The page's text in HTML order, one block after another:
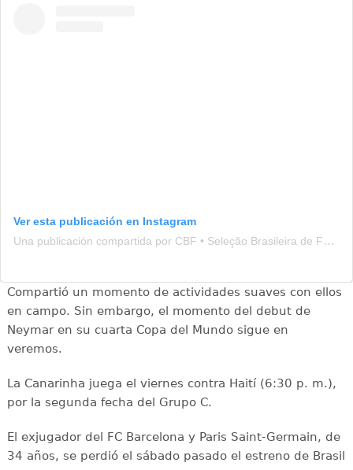
Ver esta publicación en Instagram
Una publicación compartida por CBF • Seleção Brasileira de Futebol (@brasil)
Compartió un momento de actividades suaves con ellos
en campo. Sin embargo, el momento del debut de
Neymar en su cuarta Copa del Mundo sigue en
veremos.
La Canarinha juega el viernes contra Haití (6:30 p. m.),
por la segunda fecha del Grupo C.
El exjugador del FC Barcelona y Paris Saint-Germain, de
34 años, se perdió el sábado pasado el estreno de Brasil